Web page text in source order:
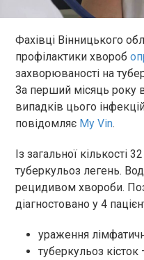
Фахівці Вінницького
профілактики хвороб
захворюваності на
За перший місяць року
випадків цього
повідомляє My Vin.
Із загальної кількості
туберкульоз легень.
рецидивом хвороби.
діагностовано у 4
ураження
туберкульоз